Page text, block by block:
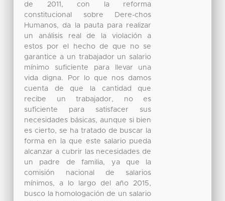
de 2011, con la reforma
constitucional sobre Dere-chos
Humanos, da la pauta para realizar
un análisis real de la violación a
estos por el hecho de que no se
garantice a un trabajador un salario
mínimo suficiente para llevar una
vida digna. Por lo que nos damos
cuenta de que la cantidad que
recibe un trabajador, no es
suficiente para satisfacer sus
necesidades básicas, aunque si bien
es cierto, se ha tratado de buscar la
forma en la que este salario pueda
alcanzar a cubrir las necesidades de
un padre de familia, ya que la
comisión nacional de salarios
mínimos, a lo largo del año 2015,
busco la homologación de un salario